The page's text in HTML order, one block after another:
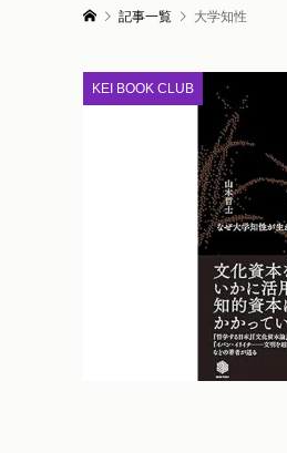
記事一覧 大学知性
KEI BOOK CLUB